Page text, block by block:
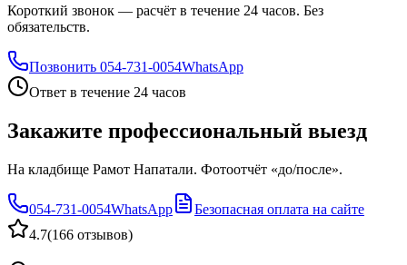
Короткий звонок — расчёт в течение 24 часов. Без
обязательств.
Позвонить 054-731-0054WhatsApp
Ответ в течение 24 часов
Закажите профессиональный выезд
На кладбище Рамот Напатали. Фотоотчёт «до/после».
054-731-0054WhatsApp
Безопасная оплата на сайте
4.7(166 отзывов)